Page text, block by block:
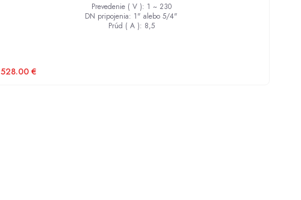
Prevedenie ( V ): 1 ~ 230
DN pripojenia: 1" alebo 5/4"
Prúd ( A ): 8,5
528.00 €